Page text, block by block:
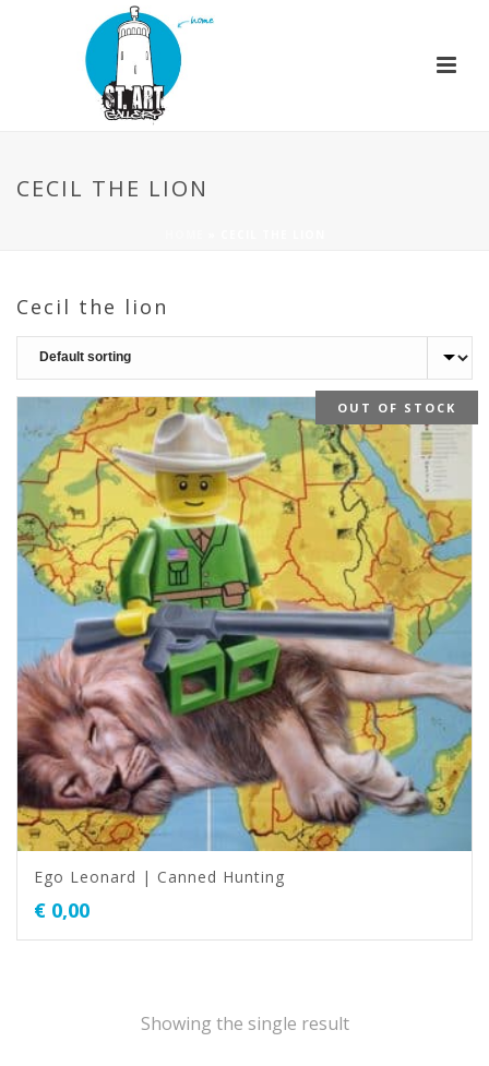
CECIL THE LION
Cecil the lion
OUT OF STOCK
Ego Leonard | Canned Hunting
€ 0,00
Showing the single result